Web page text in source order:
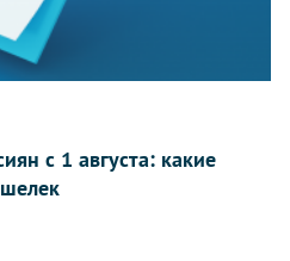
с 1 августа: какие